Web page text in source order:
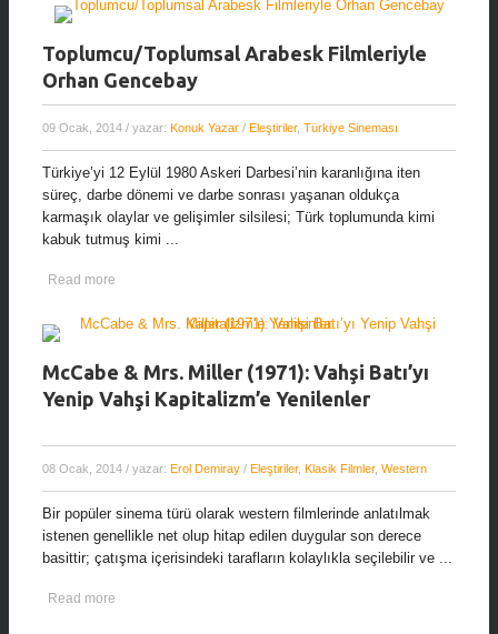
Toplumcu/Toplumsal Arabesk Filmleriyle
Orhan Gencebay
09 Ocak, 2014 / yazar: Konuk Yazar / Eleştiriler, Türkiye Sineması
Türkiye’yi 12 Eylül 1980 Askeri Darbesi’nin karanlığına iten
süreç, darbe dönemi ve darbe sonrası yaşanan oldukça
karmaşık olaylar ve gelişimler silsilesi; Türk toplumunda kimi
kabuk tutmuş kimi ...
Read more
McCabe & Mrs. Miller (1971): Vahşi Batı’yı
Yenip Vahşi Kapitalizm’e Yenilenler
08 Ocak, 2014 / yazar: Erol Demiray / Eleştiriler, Klasik Filmler, Western
Bir popüler sinema türü olarak western filmlerinde anlatılmak
istenen genellikle net olup hitap edilen duygular son derece
basittir; çatışma içerisindeki tarafların kolaylıkla seçilebilir ve ...
Read more